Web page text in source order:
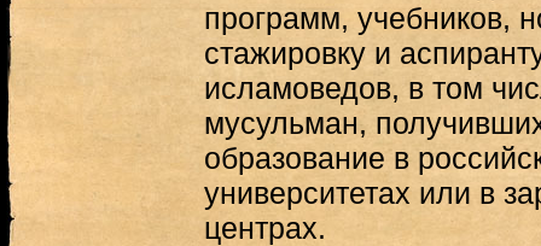
программ, учебников,
стажировку и
исламоведов, в том
мусульман,
образование в
университетах или в
центрах.